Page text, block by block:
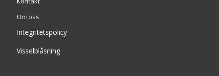
Om oss
Integritetspolicy
Visselblåsning